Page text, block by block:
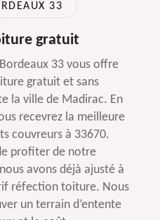
33
gratuit
33 vous offre
gratuit et sans
la ville de Madirac. En
recevrez la meilleure
couvreurs à 33670.
profiter de notre
avons déjà ajusté à
réfection toiture. Nous
un terrain d’entente